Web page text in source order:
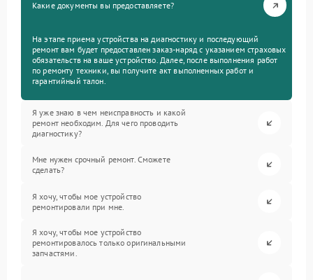
Какие документы вы предоставляете?
На этапе приема устройства на диагностику и последующий
ремонт вам будет предоставлен заказ-наряд с указанием страховых
обязательств на ваше устройство. Далее, после выполнения работ
по ремонту техники, вы получите акт выполненных работ и
гарантийный талон.
Я уже знаю в чем неисправность и какой
ремонт необходим. Для чего проводить
диагностику?
Мне нужен срочный ремонт. Сможете
сделать?
Я хочу, чтобы мое устройство
ремонтировали при мне.
Я хочу, чтобы мое устройство
ремонтировалось только оригинальными
запчастями.